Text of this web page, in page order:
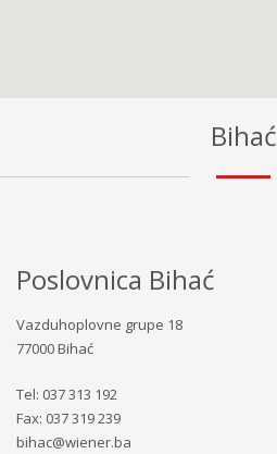
Bihać
Poslovnica Bihać
Vazduhoplovne grupe 18
77000 Bihać
Tel: 037 313 192
Fax: 037 319 239
bihac@wiener.ba